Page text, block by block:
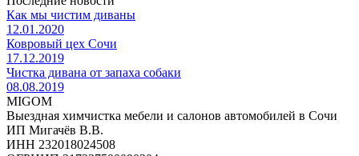
Как мы чистим диваны
12.01.2020
Ковровый цех Сочи
17.12.2019
Чистка дивана от запаха собаки
08.08.2019
MIGOM
Выездная химчистка мебели и салонов автомобилей в Сочи
ИП Мигачёв В.В.
ИНН 232018024508